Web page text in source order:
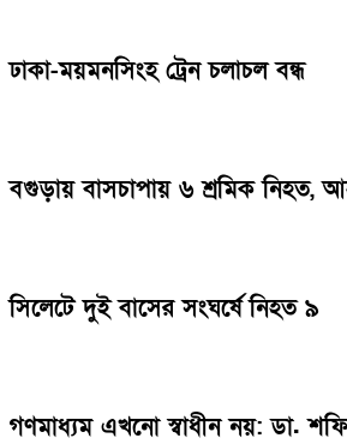
ঢাকা-ময়মনসিংহ ট্রেন চলাচল বন্ধ
বগুড়ায় বাসচাপায় ৬ শ্রমিক নিহত,
সিলেটে দুই বাসের সংঘর্ষে নিহত ৯
গণমাধ্যম এখনো স্বাধীন নয়: ডা.